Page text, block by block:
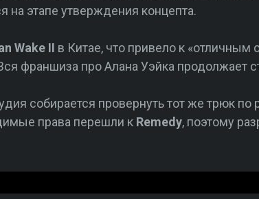
на этапе утверждения концепта.
Wake II в Китае, что привело к «отличным
франшиза про Алана Уэйка продолжает
собирается провернуть тот же трюк
права перешли к Remedy, поэтому